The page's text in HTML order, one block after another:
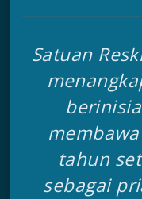
Satuan
tahun
sebagai